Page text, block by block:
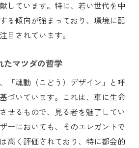
しています。特に、若い世代を中
る傾向が強まっており、環境に配
目されています。
たマツダの哲学
「魂動（こどう）デザイン」と呼
づいています。これは、車に生命
せるもので、見る者を魅了してい
ーにおいても、そのエレガントで
高く評価されており、特に都会的